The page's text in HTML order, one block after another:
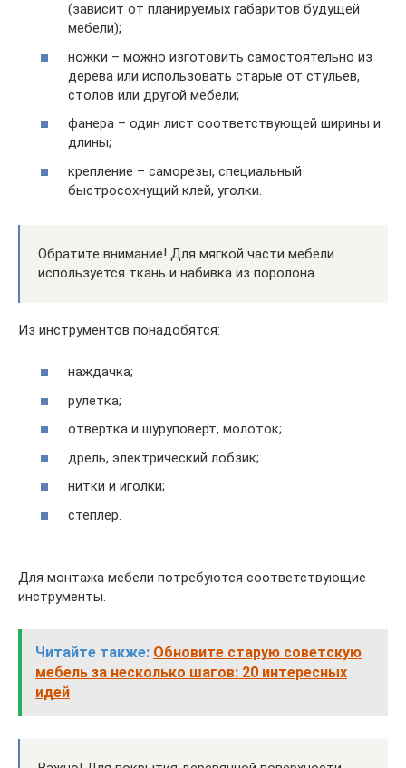
(зависит от планируемых габаритов будущей
мебели);
ножки – можно изготовить самостоятельно из
дерева или использовать старые от стульев,
столов или другой мебели;
фанера – один лист соответствующей ширины и
длины;
крепление – саморезы, специальный
быстросохнущий клей, уголки.
Обратите внимание! Для мягкой части мебели
используется ткань и набивка из поролона.
Из инструментов понадобятся:
наждачка;
рулетка;
отвертка и шуруповерт, молоток;
дрель, электрический лобзик;
нитки и иголки;
степлер.
Для монтажа мебели потребуются соответствующие
инструменты.
Читайте также: Обновите старую советскую
мебель за несколько шагов: 20 интересных
идей